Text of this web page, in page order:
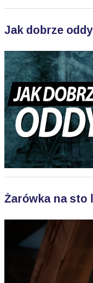
Jak dobrze
Żarówka na sto